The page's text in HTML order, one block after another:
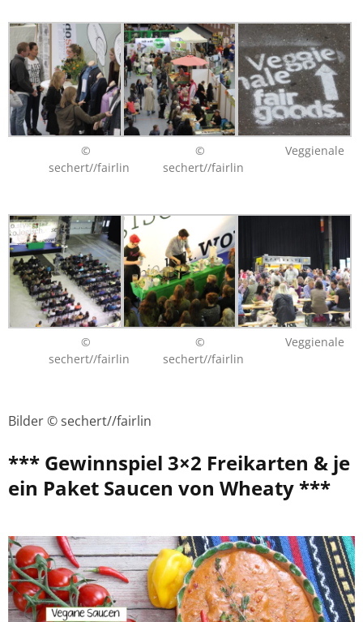
©
sechert//fairlin
©
sechert//fairlin
Veggienale
©
sechert//fairlin
©
sechert//fairlin
Veggienale
Bilder © sechert//fairlin
*** Gewinnspiel 3×2 Freikarten & je
ein Paket Saucen von Wheaty ***